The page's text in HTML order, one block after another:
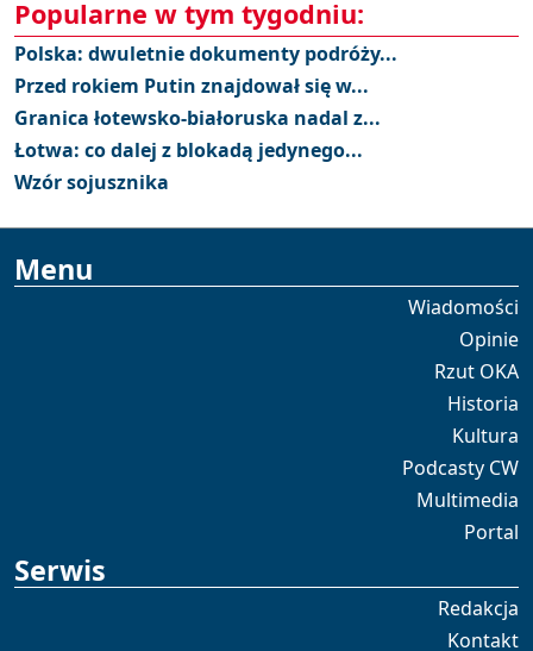
Popularne w tym tygodniu:
Polska: dwuletnie dokumenty podróży...
Przed rokiem Putin znajdował się w...
Granica łotewsko-białoruska nadal z...
Łotwa: co dalej z blokadą jedynego...
Wzór sojusznika
Menu
Wiadomości
Opinie
Rzut OKA
Historia
Kultura
Podcasty CW
Multimedia
Portal
Serwis
Redakcja
Kontakt